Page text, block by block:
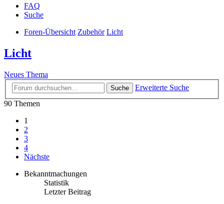
FAQ
Suche
Foren-Übersicht Zubehör Licht
Licht
Neues Thema
Suche
Erweiterte Suche
90 Themen
1
2
3
4
Nächste
Bekanntmachungen
Statistik
Letzter Beitrag